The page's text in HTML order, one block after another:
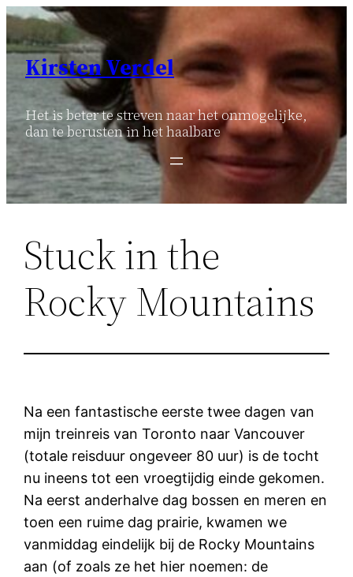
Ga
naar
inhoud
Kirsten Verdel
Het is beter te streven naar het onmogelijke,
dan te berusten in het haalbare
Stuck in the
Rocky Mountains
Na een fantastische eerste twee dagen van
mijn treinreis van Toronto naar Vancouver
(totale reisduur ongeveer 80 uur) is de tocht
nu ineens tot een vroegtijdig einde gekomen.
Na eerst anderhalve dag bossen en meren en
toen een ruime dag prairie, kwamen we
vanmiddag eindelijk bij de Rocky Mountains
aan (of zoals ze het hier noemen: de